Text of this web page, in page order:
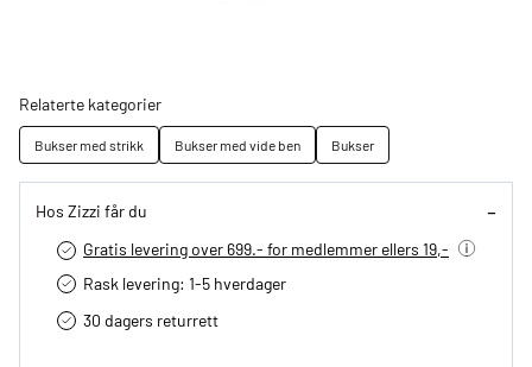
Relaterte kategorier
Bukser med strikk Bukser med vide ben Bukser
Hos Zizzi får du
Gratis levering over 699.- for medlemmer ellers 19,-
Rask levering: 1-5 hverdager
30 dagers returrett